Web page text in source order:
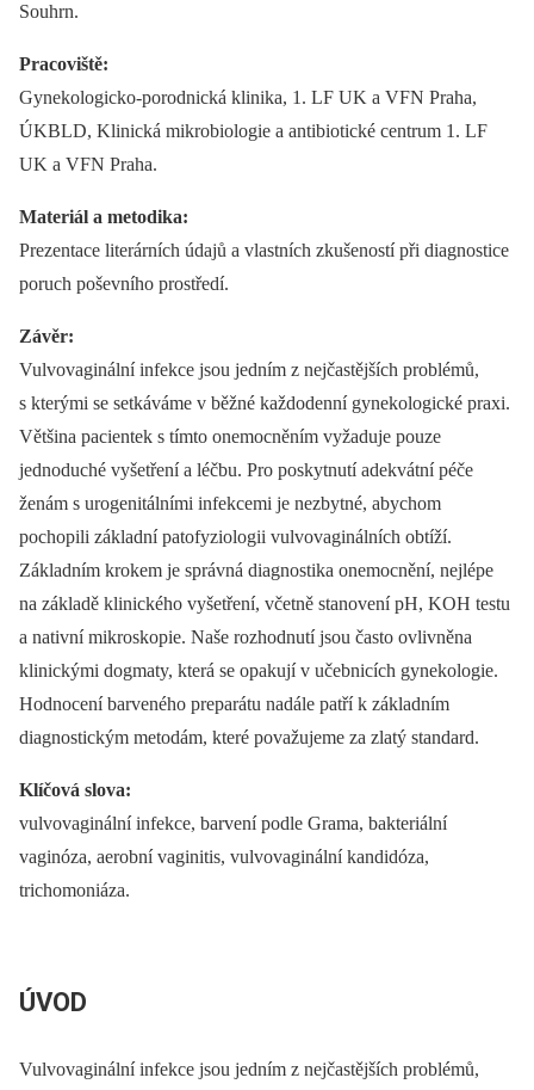
Souhrn.
Pracoviště:
Gynekologicko-porodnická klinika, 1. LF UK a VFN Praha,
ÚKBLD, Klinická mikrobiologie a antibiotické centrum 1. LF
UK a VFN Praha.
Materiál a metodika:
Prezentace literárních údajů a vlastních zkušeností při diagnostice
poruch poševního prostředí.
Závěr:
Vulvovaginální infekce jsou jedním z nejčastějších problémů,
s kterými se setkáváme v běžné každodenní gynekologické praxi.
Většina pacientek s tímto onemocněním vyžaduje pouze
jednoduché vyšetření a léčbu. Pro poskytnutí adekvátní péče
ženám s urogenitálními infekcemi je nezbytné, abychom
pochopili základní patofyziologii vulvovaginálních obtíží.
Základním krokem je správná diagnostika onemocnění, nejlépe
na základě klinického vyšetření, včetně stanovení pH, KOH testu
a nativní mikroskopie. Naše rozhodnutí jsou často ovlivněna
klinickými dogmaty, která se opakují v učebnicích gynekologie.
Hodnocení barveného preparátu nadále patří k základním
diagnostickým metodám, které považujeme za zlatý standard.
Klíčová slova:
vulvovaginální infekce, barvení podle Grama, bakteriální
vaginóza, aerobní vaginitis, vulvovaginální kandidóza,
trichomoniáza.
ÚVOD
Vulvovaginální infekce jsou jedním z nejčastějších problémů,